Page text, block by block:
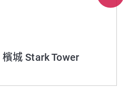
城 Stark Tower